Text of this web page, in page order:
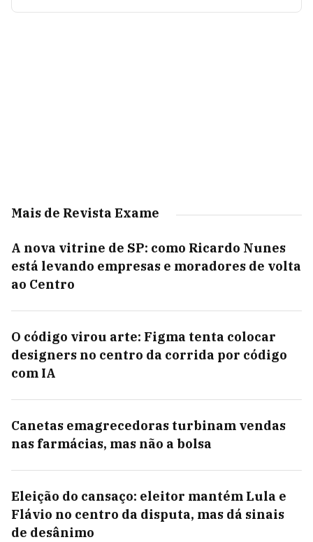
Mais de Revista Exame
A nova vitrine de SP: como Ricardo Nunes
está levando empresas e moradores de volta
ao Centro
O código virou arte: Figma tenta colocar
designers no centro da corrida por código
com IA
Canetas emagrecedoras turbinam vendas
nas farmácias, mas não a bolsa
Eleição do cansaço: eleitor mantém Lula e
Flávio no centro da disputa, mas dá sinais
de desânimo